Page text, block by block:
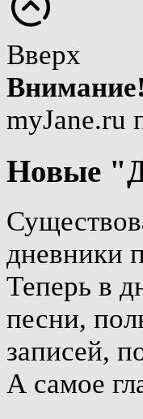
Вверх
myJane.ru
Новые
дневники
Теперь в
песни,
записей,
А самое